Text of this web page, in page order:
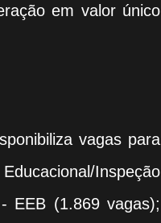
em valor único
vagas para
Inspeção
EEB (1.869 vagas);